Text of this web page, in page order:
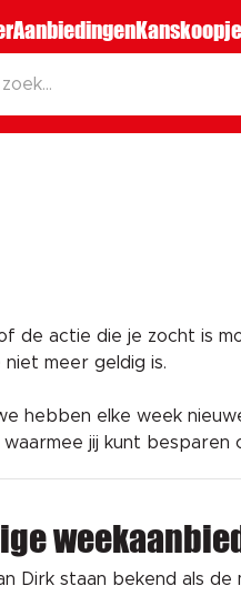
Aanbiedingen
de actie die je zocht is
meer geldig is.
hebben elke week
jij kunt
Dirk staan bekend als